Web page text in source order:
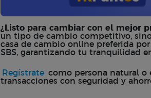
¿Listo para cambiar con el mejor
un tipo de cambio competitivo,
casa de cambio online preferida
SBS, garantizando tu tranquilidad
Regístrate como persona natural o
transacciones con seguridad y